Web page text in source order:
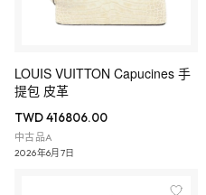
LOUIS VUITTON Capucines 手
提包 皮革
TWD 416806.00
中古品A
2026年6月7日